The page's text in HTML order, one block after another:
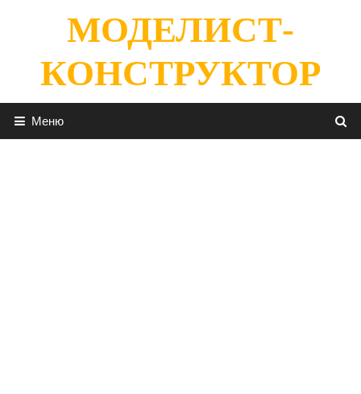
содержимомуМОДЕЛИСТ-
КОНСТРУКТОР
Меню